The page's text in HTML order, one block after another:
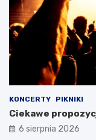
KONCERTY PIKNIKI
Ciekawe
6 sierpnia 2026